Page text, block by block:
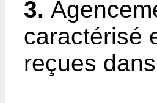
3.
caractérisé
reçues